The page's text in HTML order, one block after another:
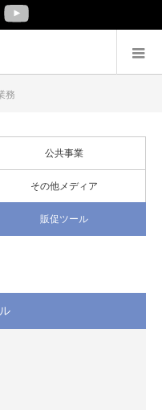
務
公共事業
その他メディア
販促ツール